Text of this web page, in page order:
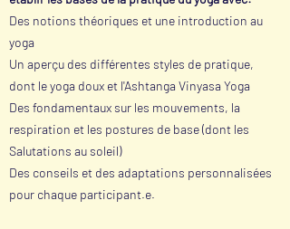
Des notions théoriques et une introduction au
yoga
Un aperçu des différentes styles de pratique,
dont le yoga doux et l'Ashtanga Vinyasa Yoga
Des fondamentaux sur les mouvements, la
respiration et les postures de base (dont les
Salutations au soleil)
Des conseils et des adaptations personnalisées
pour chaque participant.e.